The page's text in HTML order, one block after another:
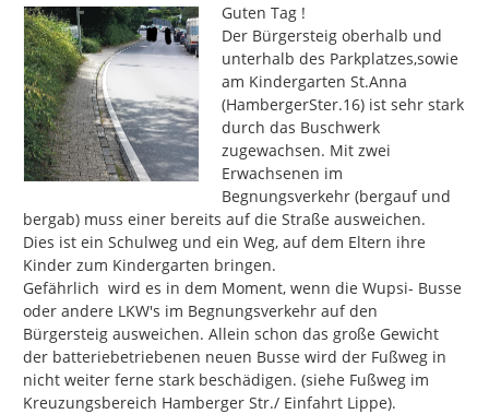
Guten Tag !
Der Bürgersteig oberhalb und
unterhalb des Parkplatzes,sowie
am Kindergarten St.Anna
(HambergerSter.16) ist sehr stark
durch das Buschwerk
zugewachsen. Mit zwei
Erwachsenen im
Begnungsverkehr (bergauf und
bergab) muss einer bereits auf die Straße ausweichen.
Dies ist ein Schulweg und ein Weg, auf dem Eltern ihre
Kinder zum Kindergarten bringen.
Gefährlich  wird es in dem Moment, wenn die Wupsi- Busse
oder andere LKW's im Begnungsverkehr auf den
Bürgersteig ausweichen. Allein schon das große Gewicht
der batteriebetriebenen neuen Busse wird der Fußweg in
nicht weiter ferne stark beschädigen. (siehe Fußweg im
Kreuzungsbereich Hamberger Str./ Einfahrt Lippe).